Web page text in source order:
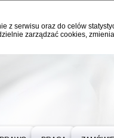
z serwisu oraz do celów
zarządzać cookies,